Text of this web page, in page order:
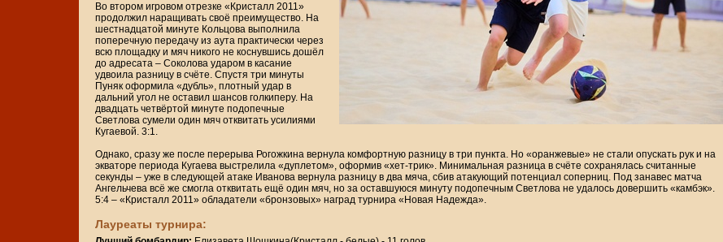
Во втором игровом отрезке «Кристалл 2011»
продолжил наращивать своё преимущество. На
шестнадцатой минуте Кольцова выполнила
поперечную передачу из аута практически через
всю площадку и мяч никого не коснувшись дошёл
до адресата – Соколова ударом в касание
удвоила разницу в счёте. Спустя три минуты
Пуняк оформила «дубль», плотный удар в
дальний угол не оставил шансов голкиперу. На
двадцать четвёртой минуте подопечные
Светлова сумели один мяч отквитать усилиями
Кугаевой. 3:1.
Однако, сразу же после перерыва Рогожкина вернула комфортную разницу в три пункта. Но «оранжевые» не стали опускать рук и на
экваторе периода Кугаева выстрелила «дуплетом», оформив «хет-трик». Минимальная разница в счёте сохранялась считанные
секунды – уже в следующей атаке Иванова вернула разницу в два мяча, сбив атакующий потенциал соперниц. Под занавес матча
Ангельчева всё же смогла отквитать ещё один мяч, но за оставшуюся минуту подопечным Светлова не удалось довершить «камбэк».
5:4 – «Кристалл 2011» обладатели «бронзовых» наград турнира «Новая Надежда».
Лауреаты турнира: